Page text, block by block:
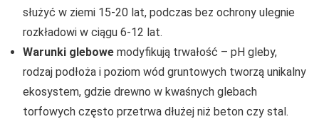
służyć w ziemi 15-20 lat, podczas bez ochrony ulegnie
rozkładowi w ciągu 6-12 lat.
Warunki glebowe modyfikują trwałość – pH gleby,
rodzaj podłoża i poziom wód gruntowych tworzą unikalny
ekosystem, gdzie drewno w kwaśnych glebach
torfowych często przetrwa dłużej niż beton czy stal.